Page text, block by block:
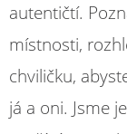
autentičtí.
místnosti,
chviličku,
já a oni. Jsme